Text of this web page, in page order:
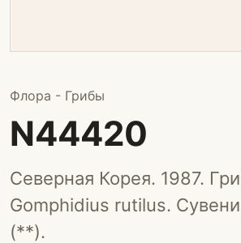
Флора - Грибы
N44420
Северная Корея. 1987.
Gomphidius rutilus.
(**).